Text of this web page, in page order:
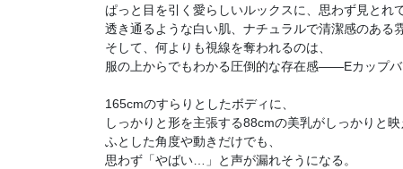
ぱっと目を引く愛らしいルックスに、思わず見とれ
透き通るような白い肌、ナチュラルで清潔感のある
そして、何よりも視線を奪われるのは、
服の上からでもわかる圧倒的な存在感――Eカップバ
165cmのすらりとしたボディに、
しっかりと形を主張する88cmの美乳がしっかりと映
ふとした角度や動きだけでも、
思わず「やばい…」と声が漏れそうになる。